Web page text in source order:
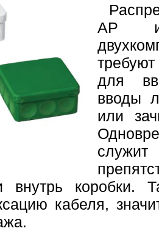
AP
для
вводы
или
коробки.
кабеля,